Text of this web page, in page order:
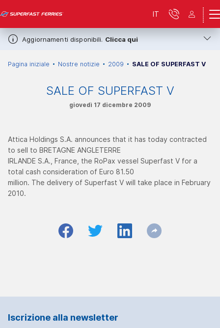
Aggiornamenti disponibili. Clicca qui
IT
Pagina iniziale Nostre notizie 2009 SALE OF SUPERFAST V
SALE OF SUPERFAST V
giovedì 17 dicembre 2009
Attica Holdings S.A. announces that it has today contracted
to sell to BRETAGNE ANGLETERRE
IRLANDE S.A., France, the RoPax vessel Superfast V for a
total cash consideration of Euro 81.50
million. The delivery of Superfast V will take place in February
2010.
Iscrizione alla newsletter